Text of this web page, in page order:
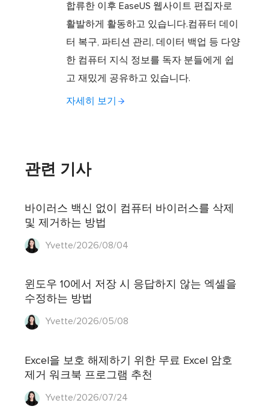
합류한 이후 EaseUS 웹사이트 편집자로
활발하게 활동하고 있습니다.컴퓨터 데이
터 복구, 파티션 관리, 데이터 백업 등 다양
한 컴퓨터 지식 정보를 독자 분들에게 쉽
고 재밌게 공유하고 있습니다.
자세히 보기
관련 기사
바이러스 백신 없이 컴퓨터 바이러스를 삭제
및 제거하는 방법
Yvette/2026/08/04
윈도우 10에서 저장 시 응답하지 않는 엑셀을
수정하는 방법
Yvette/2026/05/08
Excel을 보호 해제하기 위한 무료 Excel 암호
제거 워크북 프로그램 추천
Yvette/2026/07/24